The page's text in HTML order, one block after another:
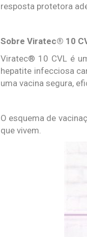
resposta protetora
Sobre Viratec® 10
Viratec® 10 CVL é
hepatite infecciosa
uma vacina segura,
O esquema de
que vivem.